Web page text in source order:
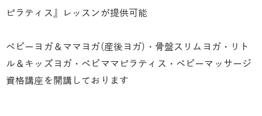
ピラティス』レッスンが提供可能
ベビーヨガ＆ママヨガ(産後ヨガ)・骨盤スリムヨガ・リト
ル＆キッズヨガ・ベビママピラティス・ベビーマッサージ
資格講座を開講しております